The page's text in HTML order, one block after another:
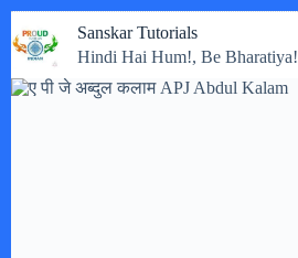
to
content
Sanskar Tutorials
Hindi Hai Hum!, Be Bharatiya!